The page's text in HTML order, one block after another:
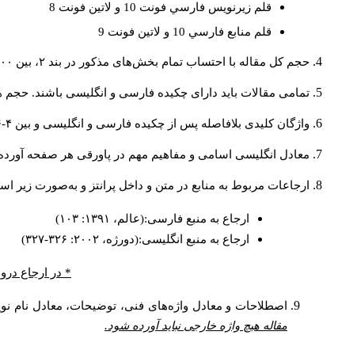
قلم زيرنويس فارسي فونت 10 و لاتين فونت 8
قلم منابع فارسي 10 و لاتين فونت 9
حجم کل مقاله با احتساب تمام بخش‌های مذکور در بند ۲، بین ۶۰۰۰ تا ۸۰۰۰کلمه باشد.
تمامی مقالات باید دارای چکیده فارسی و انگلیسی باشند. حجم هر دو چکیده کمتر از ۲۰۰
واژگان کلیدی بلافاصله پس از چکیده فارسی و انگلیسی و بین ۴-۶ کلمه نوشته شود.
معادل انگلیسی اسامی و مفاهیم مهم در پاورقی هر صفحه
ارجاعات مربوط به منابع در متن و داخل پرانتز و به‌صورت زیر
ارجاع به منبع فارسی:(عالم، ۱۳۹۱: ۱۰۳)
ارجاع به منبع انگلیسی:(دورژه، ۲۰۰۲: ۳۲۶-۳۲۷)
* در ارجاع
اصطلاحات و معادل واژه‌های فنی، توضیحات، معادل نام
مقاله هیچ واژه خارجی نباید آورده شود.